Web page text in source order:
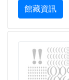
館藏資訊